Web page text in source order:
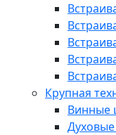
Крупная
Винные